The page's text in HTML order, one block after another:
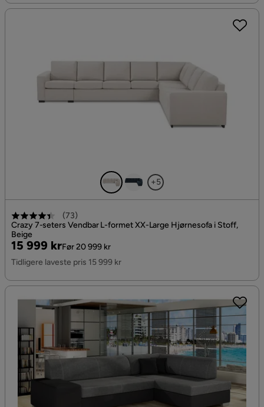
+5
(73)
Crazy 7-seters Vendbar L-formet XX-Large Hjørnesofa i Stoff,
Beige
Pris
15 999 kr
Original
Pris
Før 20 999 kr
Tidligere laveste pris 15 999 kr